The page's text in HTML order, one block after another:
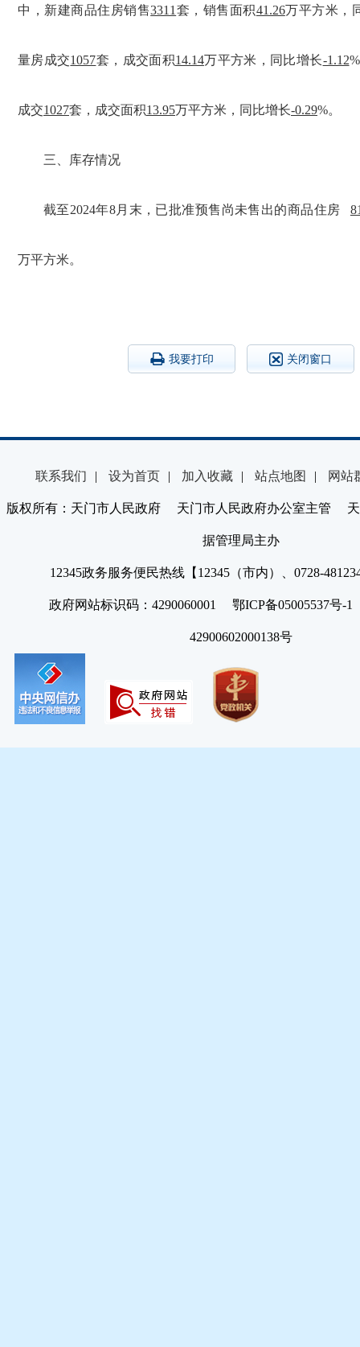
中，新建商品住房销售3311 套，销售面积41.26万平方米，
量房成交1057套，成交面积14.14万平方米，同比增长-1.12
成交1027套，成交面积13.95万平方米，同比增长-0.29%。
三、库存情况
截至2024年8月末，已批准预售尚未售出的商品住房
万平方米。
我要打印 关闭窗口
联系我们 | 设为首页 | 加入收藏 | 站点地图 | 网站
版权所有：天门市人民政府 天门市人民政府办公室主管 天
据管理局主办
12345政务服务便民热线【12345（市内）、0728-
政府网站标识码：4290060001 鄂ICP备05005537号
42900602000138号